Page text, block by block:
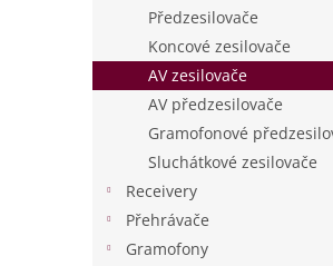
a
n
Předzesilovače
Koncové zesilovače
AV zesilovače
AV předzesilovače
Gramofonové
Sluchátkové zesilovače
Receivery
Přehrávače
Gramofony